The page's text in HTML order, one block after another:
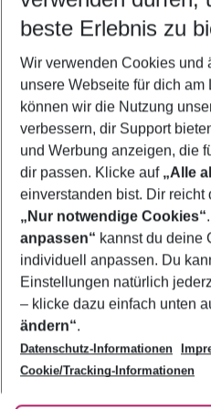
Frübucher Angebote
Familienurlaub Kos
Urlaub Kos
Flug & Hotel Kos
Pauschalreisen Kos
Footer
Footer navigation
Über uns
AGB
Bestpreisgarantie
Cookie-Einstellungen ändern
Cookie-Richtlinie
Agenturbetreuung
Barrierefreies Reisen
Folge uns
beste Erlebnis zu
Wir verwenden Cookies und
unsere Webseite für dich
können wir die Nutzung
verbessern, dir Support
und Werbung anzeigen, die
dir passen. Klicke auf „Alle
einverstanden bist. Dir
„Nur notwendige Cookies“
anpassen“ kannst du deine
individuell anpassen. Du
Einstellungen natürlich
– klicke dazu einfach unten
ändern“.
Datenschutz-Informationen
Cookie/Tracking-Informationen